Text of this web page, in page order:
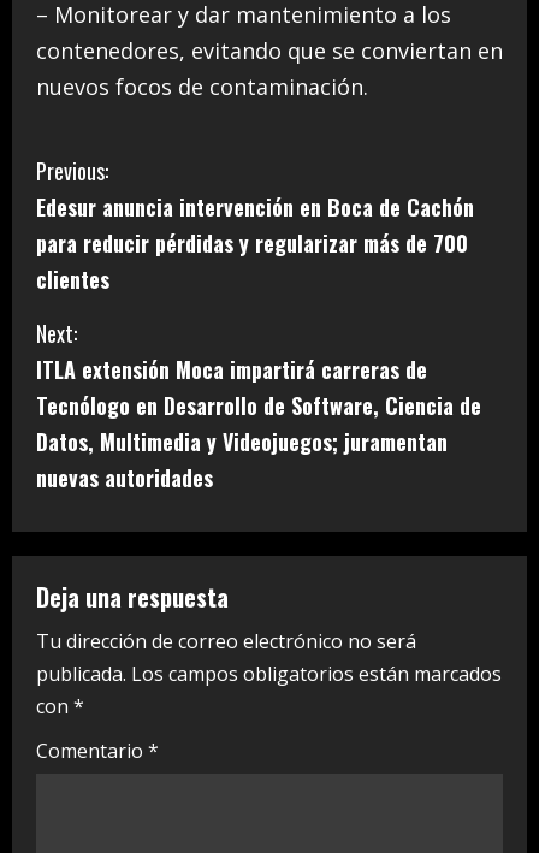
– Monitorear y dar mantenimiento a los
contenedores, evitando que se conviertan en
nuevos focos de contaminación.
C
o
n
t
i
n
u
e
R
e
a
d
Previous:
Edesur anuncia intervención en Boca de Cachón
para reducir pérdidas y regularizar más de 700
clientes
Next:
ITLA extensión Moca impartirá carreras de
Tecnólogo en Desarrollo de Software, Ciencia de
Datos, Multimedia y Videojuegos; juramentan
nuevas autoridades
Deja una respuesta
Tu dirección de correo electrónico no será
publicada. Los campos obligatorios están marcados
con *
Comentario *